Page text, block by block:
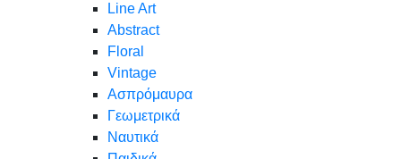
Line Art
Abstract
Floral
Vintage
Ασπρόμαυρα
Γεωμετρικά
Ναυτικά